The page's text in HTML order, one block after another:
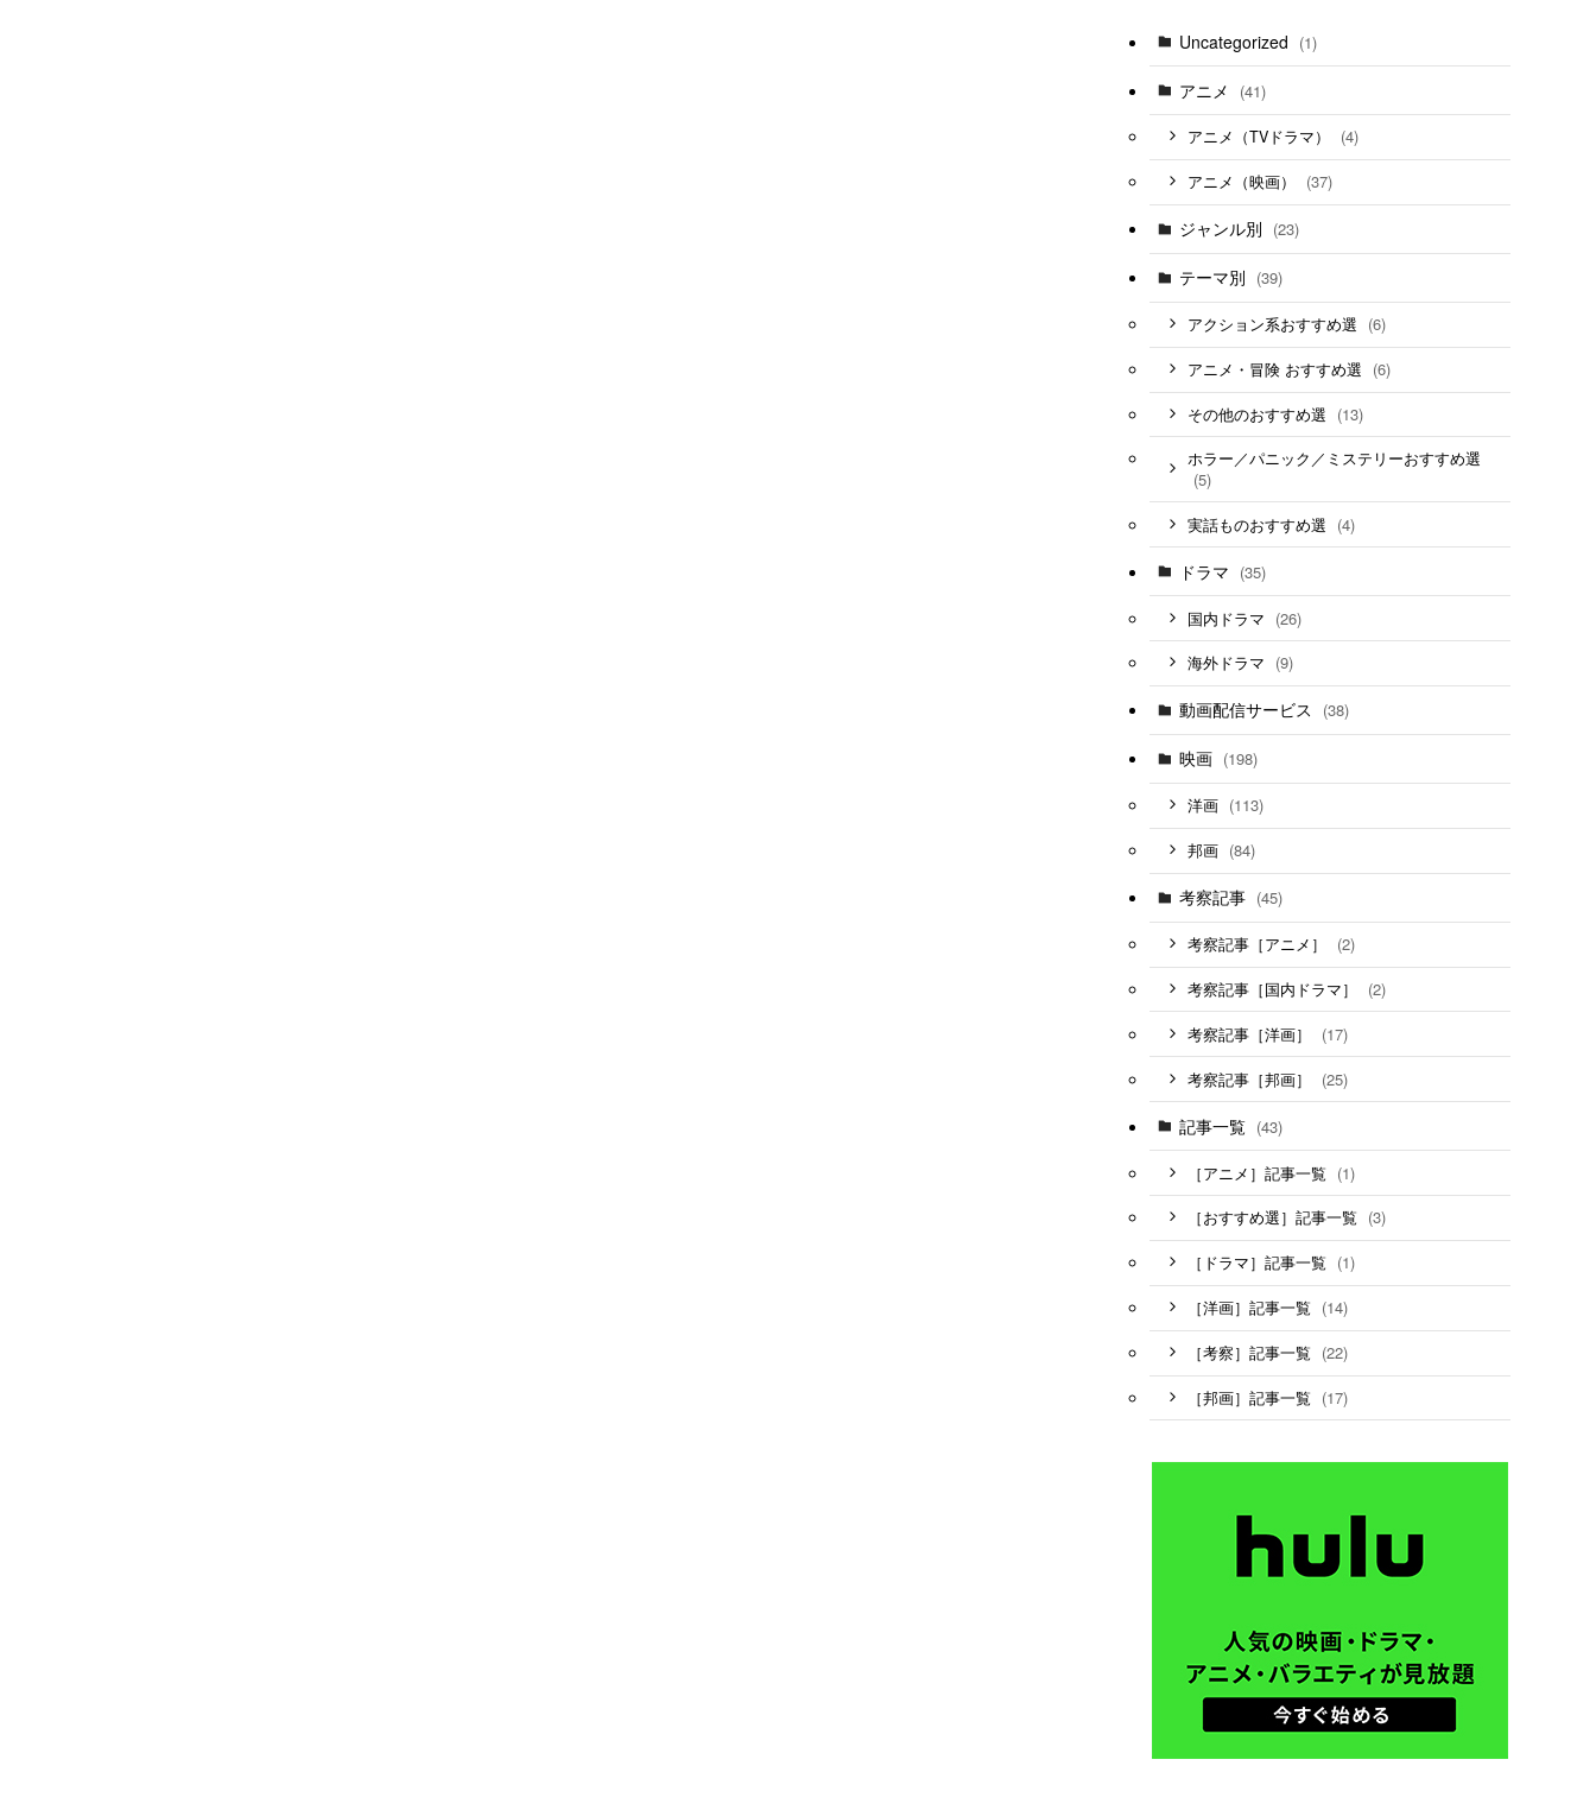
Uncategorized (1)
アニメ (41)
アニメ（TVドラマ） (4)
アニメ（映画） (37)
ジャンル別 (23)
テーマ別 (39)
アクション系おすすめ選 (6)
アニメ・冒険 おすすめ選 (6)
その他のおすすめ選 (13)
ホラー／パニック／ミステリーおすすめ選
(5)
実話ものおすすめ選 (4)
ドラマ (35)
国内ドラマ (26)
海外ドラマ (9)
動画配信サービス (38)
映画 (198)
洋画 (113)
邦画 (84)
考察記事 (45)
考察記事［アニメ］ (2)
考察記事［国内ドラマ］ (2)
考察記事［洋画］ (17)
考察記事［邦画］ (25)
記事一覧 (43)
［アニメ］記事一覧 (1)
［おすすめ選］記事一覧 (3)
［ドラマ］記事一覧 (1)
［洋画］記事一覧 (14)
［考察］記事一覧 (22)
［邦画］記事一覧 (17)